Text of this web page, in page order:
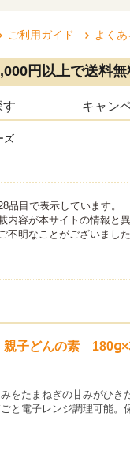
ご利用ガイド よく
円以上で送料無
す キャン
ズ
目で表示しています。
容が本サイトの情報と異
明なことがございました
親子どんの素
をたまねぎの甘みがひ
と電子レンジ調理可能。